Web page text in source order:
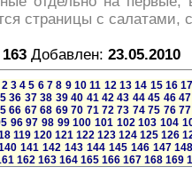
страницы с салатами,
163 Добавлен: 23.05.2010
2 3 4 5 6 7 8 9 10 11 12 13 14 15 16
36 37 38 39 40 41 42 43 44 45 46 47
66 67 68 69 70 71 72 73 74 75 76 77
96 97 98 99 100 101 102 103 104
119 120 121 122 123 124 125 126
141 142 143 144 145 146 147
162 163 164 165 166 167 168 169